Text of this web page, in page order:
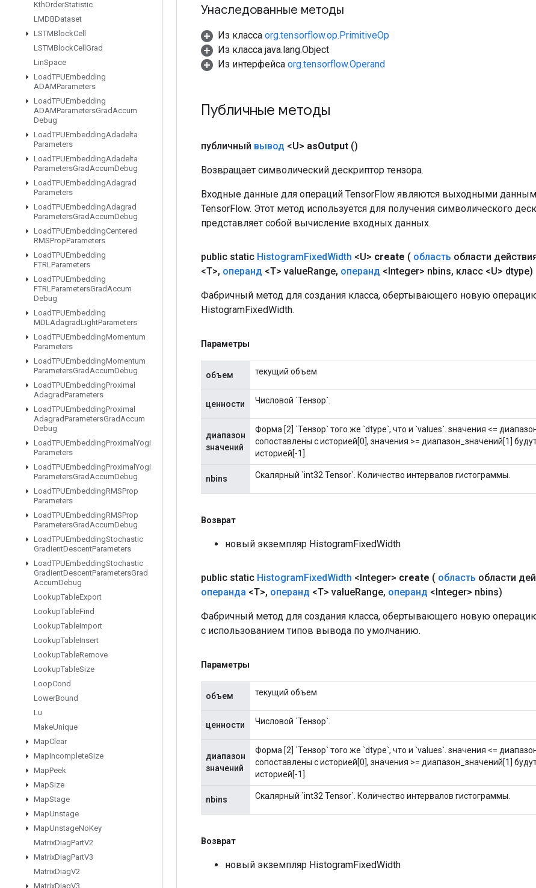
KthOrderStatistic
LMDBDataset
LSTMBlockCell
LSTMBlockCell Grad
LinSpace
LoadTPUEmbedding
ADAMParameters
LoadTPUEmbedding
ADAMParametersGradAccum
Debug
LoadTPUEmbeddingAdadelta
Parameters
LoadTPUEmbeddingAdadelta
ParametersGradAccumDebug
LoadTPUEmbeddingAdagrad
Parameters
LoadTPUEmbeddingAdagrad
ParametersGradAccumDebug
LoadTPUEmbeddingCentered
RMSPropParameters
LoadTPUEmbedding
FTRLParameters
LoadTPUEmbedding
FTRLParametersGradAccum
Debug
LoadTPUEmbedding
MDLAdagradLightParameters
LoadTPUEmbeddingMomentum
Parameters
LoadTPUEmbeddingMomentum
ParametersGradAccumDebug
LoadTPUEmbeddingProximal
AdagradParameters
LoadTPUEmbeddingProximal
AdagradParametersGradAccum
Debug
LoadTPUEmbeddingProximal Yogi
Parameters
LoadTPUEmbeddingProximal Yogi
ParametersGradAccumDebug
LoadTPUEmbeddingRMSProp
Parameters
LoadTPUEmbeddingRMSProp
ParametersGradAccumDebug
LoadTPUEmbeddingStochastic
GradientDescentParameters
LoadTPUEmbeddingStochastic
GradientDescentParametersGrad
AccumDebug
LookupTableExport
LookupTableFind
LookupTableImport
LookupTableInsert
LookupTableRemove
LookupTableSize
LoopCond
LowerBound
Lu
MakeUnique
MapClear
MapIncompleteSize
MapPeek
MapSize
MapStage
MapUnstage
MapUnstageNoKey
MatrixDiagPartV2
MatrixDiagPartV3
MatrixDiagV2
MatrixDiagV3
Унаследованные методы
Из класса org.tensorflow.op.PrimitiveOp
Из класса java.lang.Object
Из интерфейса org.tensorflow.Operand
Публичные методы
публичный вывод <U> asOutput ()
Возвращает символический дескриптор тензора.
Входные данные для операций TensorFlow являются выходными
TensorFlow. Этот метод используется для получения символического
представляет собой вычисление входных данных.
public static HistogramFixedWidth <U> create ( область области
<T>, операнд <T> valueRange, операнд <Integer> nbins, класс <U> dtype)
Фабричный метод для создания класса, обертывающего новую
HistogramFixedWidth.
Параметры
объем текущий объем
ценности Числовой `Тензор`.
диапазон
значений
Форма [2] `Тензор` того же `dtype`, что и `values`. значения <=
сопоставлены с историей[0], значения >= диапазон_значений[1]
историей[-1].
nbins Скалярный `int32 Tensor`. Количество интервалов гистограммы.
Возврат
новый экземпляр HistogramFixedWidth
public static HistogramFixedWidth <Integer> create ( область области
операнда <T>, операнд <T> valueRange, операнд <Integer> nbins)
Фабричный метод для создания класса, обертывающего новую
с использованием типов вывода по умолчанию.
Параметры
объем текущий объем
ценности Числовой `Тензор`.
диапазон
значений
Форма [2] `Тензор` того же `dtype`, что и `values`. значения <=
сопоставлены с историей[0], значения >= диапазон_значений[1]
историей[-1].
nbins Скалярный `int32 Tensor`. Количество интервалов гистограммы.
Возврат
новый экземпляр HistogramFixedWidth